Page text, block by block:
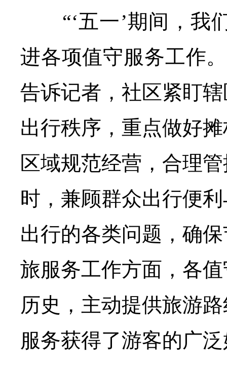
“‘五一’期间，我
进各项值守服务工作
告诉记者，社区紧盯
出行秩序，重点做好
区域规范经营，合理
时，兼顾群众出行便
出行的各类问题，确
旅服务工作方面，各
历史，主动提供旅游
服务获得了游客的广